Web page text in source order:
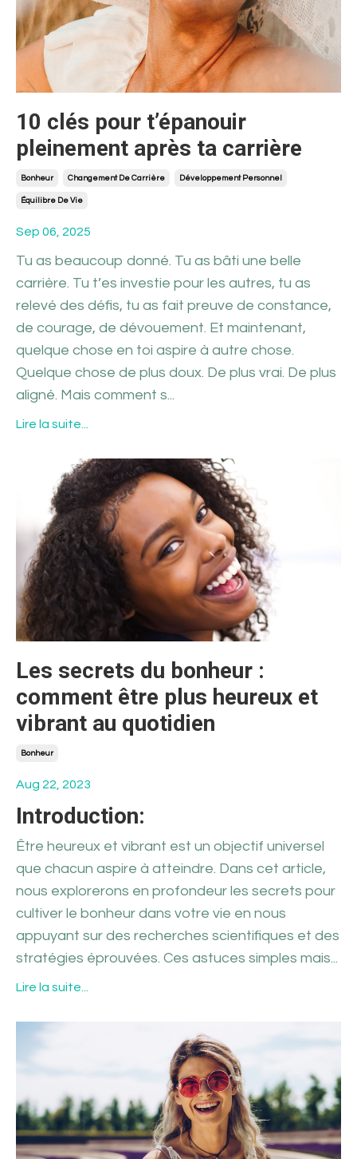
10 clés pour t’épanouir
pleinement après ta carrière
Bonheur Changement De Carrière Développement Personnel
Équilibre De Vie
Sep 06, 2025
Tu as beaucoup donné. Tu as bâti une belle
carrière. Tu t’es investie pour les autres, tu as
relevé des défis, tu as fait preuve de constance,
de courage, de dévouement. Et maintenant,
quelque chose en toi aspire à autre chose.
Quelque chose de plus doux. De plus vrai. De plus
aligné. Mais comment s...
Lire la suite...
Les secrets du bonheur :
comment être plus heureux et
vibrant au quotidien
Bonheur
Aug 22, 2023
Introduction:
Être heureux et vibrant est un objectif universel
que chacun aspire à atteindre. Dans cet article,
nous explorerons en profondeur les secrets pour
cultiver le bonheur dans votre vie en nous
appuyant sur des recherches scientifiques et des
stratégies éprouvées. Ces astuces simples mais...
Lire la suite...